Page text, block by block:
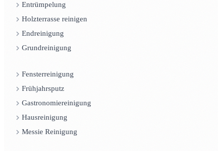
Entrümpelung
Holzterrasse reinigen
Endreinigung
Grundreinigung
Fensterreinigung
Frühjahrsputz
Gastronomiereinigung
Hausreinigung
Messie Reinigung